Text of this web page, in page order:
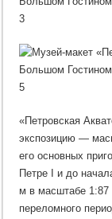
«Петровская
экспозицию —
его основных
Петре I и до
м в масштабе 1:87
переломного